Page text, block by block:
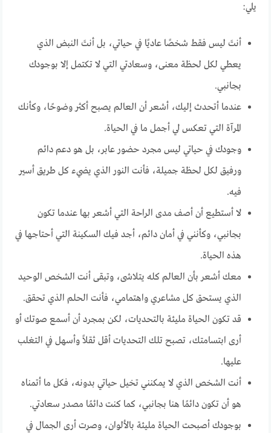
يلي:
أنتَ ليس فقط شخصًا عاديًا في حياتي، بل أنتَ النبض الذي
يعطي لكل لحظة معنى، وسعادتي التي لا تكتمل إلا بوجودك
بجانبي.
عندما أتحدث إليك، أشعر أن العالم يصبح أكثر وضوحًا، وكأنك
المرآة التي تعكس لي أجمل ما في الحياة.
وجودك في حياتي ليس مجرد حضور عابر، بل هو دعم دائم
ورفيق لكل لحظة جميلة، فأنت النور الذي يضيء كل طريق أسير
فيه.
لا أستطيع أن أصف مدى الراحة التي أشعر بها عندما تكون
بجانبي، وكأنني في أمان دائم، أجد فيك السكينة التي أحتاجها في
هذه الحياة.
معك أشعر بأن العالم كله يتلاشى، وتبقى أنت الشخص الوحيد
الذي يستحق كل مشاعري واهتمامي، فأنت الحلم الذي تحقق.
قد تكون الحياة مليئة بالتحديات، لكن بمجرد أن أسمع صوتك أو
أرى ابتسامتك، تصبح تلك التحديات أقل ثقلاً وأسهل في التغلب
عليها.
أنت الشخص الذي لا يمكنني تخيل حياتي بدونه، فكل ما أتمناه
هو أن تكون دائمًا هنا بجانبي، كما كنت دائمًا مصدر سعادتي.
بوجودك أصبحت الحياة مليئة بالألوان، وصرت أرى الجمال في